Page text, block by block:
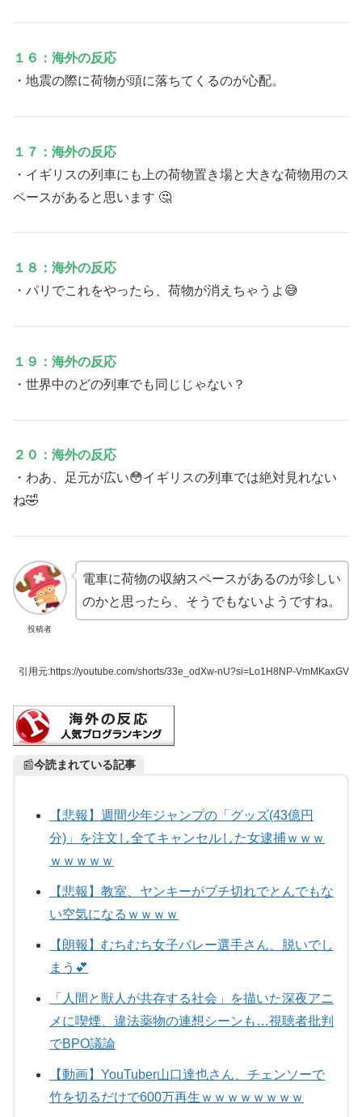
１６：海外の反応
・地震の際に荷物が頭に落ちてくるのが心配。
１７：海外の反応
・イギリスの列車にも上の荷物置き場と大きな荷物用のス
ペースがあると思います 🤔
１８：海外の反応
・パリでこれをやったら、荷物が消えちゃうよ😅
１９：海外の反応
・世界中のどの列車でも同じじゃない？
２０：海外の反応
・わあ、足元が広い😳イギリスの列車では絶対見れない
ね🤣
投稿者
電車に荷物の収納スペースがあるのが珍しい
のかと思ったら、そうでもないようですね。
引用元:https://youtube.com/shorts/33e_odXw-nU?si=Lo1H8NP-VmMKaxGV
📰今読まれている記事
【悲報】週間少年ジャンプの「グッズ(43億円
分)」を注文し全てキャンセルした女逮捕ｗｗｗ
ｗｗｗｗｗ
【悲報】教室、ヤンキーがブチ切れでとんでもな
い空気になるｗｗｗｗ
【朗報】むちむち女子バレー選手さん、脱いでし
まう💕
「人間と獣人が共存する社会」を描いた深夜アニ
メに喫煙、違法薬物の連想シーンも…視聴者批判
でBPO議論
【動画】YouTuber山口達也さん、チェンソーで
竹を切るだけで600万再生ｗｗｗｗｗｗｗｗ